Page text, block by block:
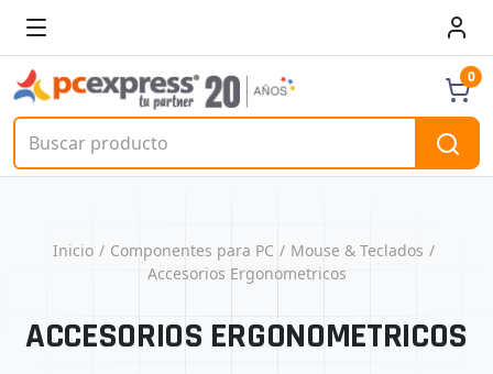
0
Inicio Componentes para PC
Mouse & Teclados
Accesorios Ergonometricos
ACCESORIOS ERGONOMETRICOS